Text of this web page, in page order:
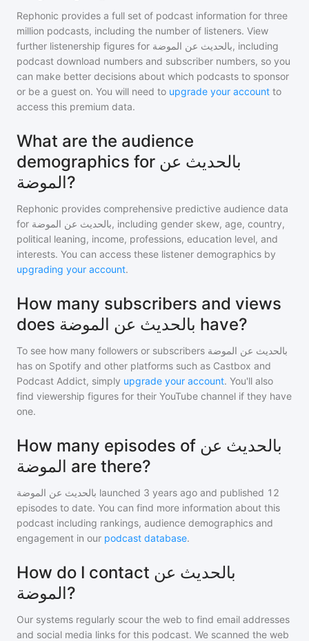
Rephonic provides a full set of podcast information for three
million podcasts, including the number of listeners. View
further listenership figures for بالحديث عن الموضة, including
podcast download numbers and subscriber numbers, so you
can make better decisions about which podcasts to sponsor
or be a guest on. You will need to upgrade your account to
access this premium data.
What are the audience
demographics for بالحديث عن
الموضة?
Rephonic provides comprehensive predictive audience data
for بالحديث عن الموضة, including gender skew, age, country,
political leaning, income, professions, education level, and
interests. You can access these listener demographics by
upgrading your account.
How many subscribers and views
does بالحديث عن الموضة have?
To see how many followers or subscribers بالحديث عن الموضة
has on Spotify and other platforms such as Castbox and
Podcast Addict, simply upgrade your account. You'll also
find viewership figures for their YouTube channel if they have
one.
How many episodes of بالحديث عن
الموضة are there?
بالحديث عن الموضة launched 3 years ago and published 12
episodes to date. You can find more information about this
podcast including rankings, audience demographics and
engagement in our podcast database.
How do I contact بالحديث عن
الموضة?
Our systems regularly scour the web to find email addresses
and social media links for this podcast. We scanned the web